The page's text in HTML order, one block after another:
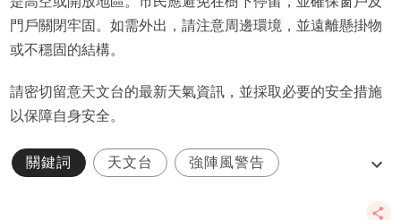
門戶關閉牢固。如需外出，請注意周邊環境，並遠離懸掛物
或不穩固的結構。
請密切留意天文台的最新天氣資訊，並採取必要的安全措施
以保障自身安全。
關鍵詞 天文台 強陣風警告